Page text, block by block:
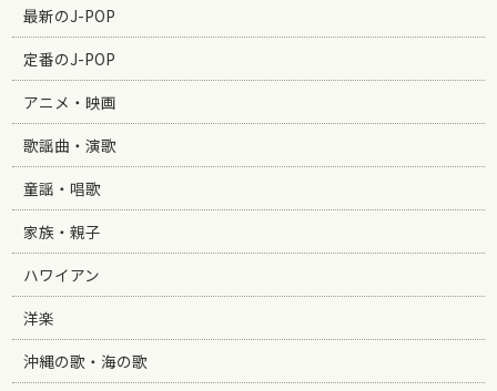
最新のJ-POP
定番のJ-POP
アニメ・映画
歌謡曲・演歌
童謡・唱歌
家族・親子
ハワイアン
洋楽
沖縄の歌・海の歌